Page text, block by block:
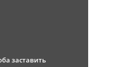
заставить